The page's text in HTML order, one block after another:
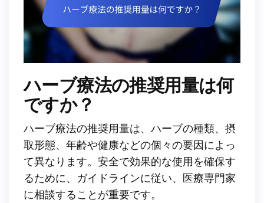
ハーブ療法の推奨用量は何
ですか？
ハーブ療法の推奨用量は、ハーブの種類、摂
取形態、年齢や健康などの個々の要因によっ
て異なります。安全で効果的な使用を確保す
るために、ガイドラインに従い、医療専門家
に相談することが重要です。